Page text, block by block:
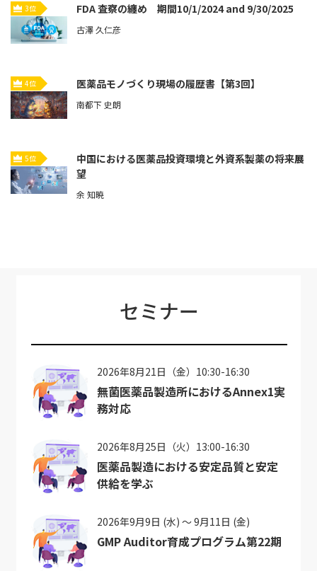
3位 FDA 査察の纏め 期間10/1/2024 and 9/30/2025
古澤 久仁彦
4位 医薬品モノづくり現場の履歴書【第3回】
南都下 史朗
5位
中国における医薬品投資環境と外資系製薬の将来展
望
余 知暁
セミナー
2026年8月21日（金）10:30-16:30
無菌医薬品製造所におけるAnnex1実
務対応
2026年8月25日（火）13:00-16:30
医薬品製造における安定品質と安定
供給を学ぶ
2026年9月9日 (水) ～ 9月11日 (金)
GMP Auditor育成プログラム第22期